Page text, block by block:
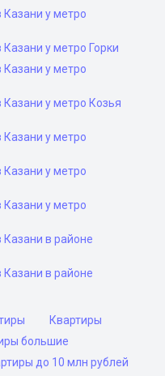
Казани у метро
у метро Горки
Казани у метро
Казани у метро Козья
Казани у метро
Казани у метро
Казани у метро
Казани в районе
Казани в районе
Квартиры
большие
до 10 млн рублей